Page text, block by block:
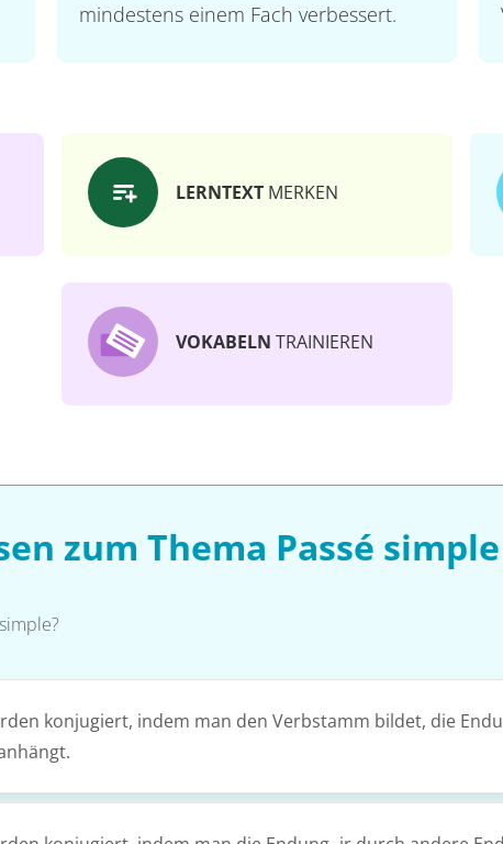
mindestens einem Fach verbessert.
LERNTEXT MERKEN
VOKABELN TRAINIEREN
zum Thema Passé
konjugiert, indem man den Verbstamm bildet, die